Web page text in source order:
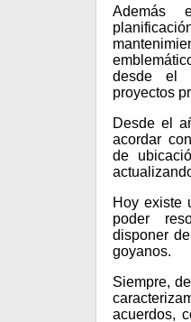
Además
desde el
proyectos
Desde el
acordar
de
Hoy existe
poder
disponer
goyanos.
Siempre,
acuerdos,